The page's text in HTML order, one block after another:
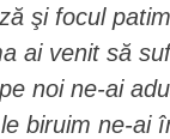
şi focul
ai venit să
noi ne-ai
biruim ne-ai